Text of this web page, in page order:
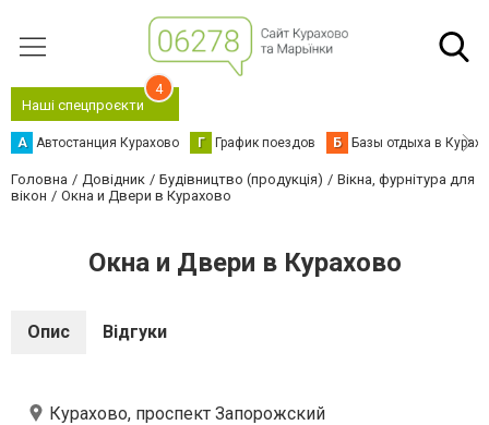
Наші спецпроєкти
4
А Автостанция Курахово Г График поездов Б Базы отдыха в
Головна Довідник Будівництво (продукція)
Вікна, фурнітура для
вікон
Окна и Двери в Курахово
Окна и Двери в Курахово
Опис Відгуки
Курахово, проспект Запорожский